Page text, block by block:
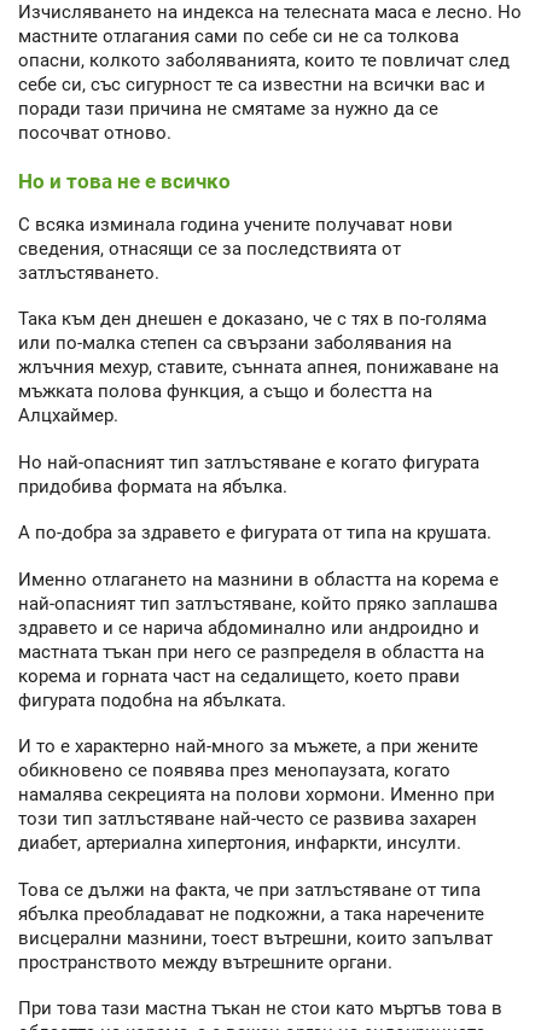
Изчисляването на индекса на телесната маса е лесно. Но
мастните отлагания сами по себе си не са толкова
опасни, колкото заболяванията, които те повличат след
себе си, със сигурност те са известни на всички вас и
поради тази причина не смятаме за нужно да се
посочват отново.
Но и това не е всичко
С всяка изминала година учените получават нови
сведения, отнасящи се за последствията от
затлъстяването.
Така към ден днешен е доказано, че с тях в по-голяма
или по-малка степен са свързани заболявания на
жлъчния мехур, ставите, сънната апнея, понижаване на
мъжката полова функция, а също и болестта на
Алцхаймер.
Но най-опасният тип затлъстяване е когато фигурата
придобива формата на ябълка.
А по-добра за здравето е фигурата от типа на крушата.
Именно отлагането на мазнини в областта на корема е
най-опасният тип затлъстяване, който пряко заплашва
здравето и се нарича абдоминално или андроидно и
мастната тъкан при него се разпределя в областта на
корема и горната част на седалището, което прави
фигурата подобна на ябълката.
И то е характерно най-много за мъжете, а при жените
обикновено се появява през менопаузата, когато
намалява секрецията на полови хормони. Именно при
този тип затлъстяване най-често се развива захарен
диабет, артериална хипертония, инфаркти, инсулти.
Това се дължи на факта, че при затлъстяване от типа
ябълка преобладават не подкожни, а така наречените
висцерални мазнини, тоест вътрешни, които запълват
пространството между вътрешните органи.
При това тази мастна тъкан не стои като мъртъв това в